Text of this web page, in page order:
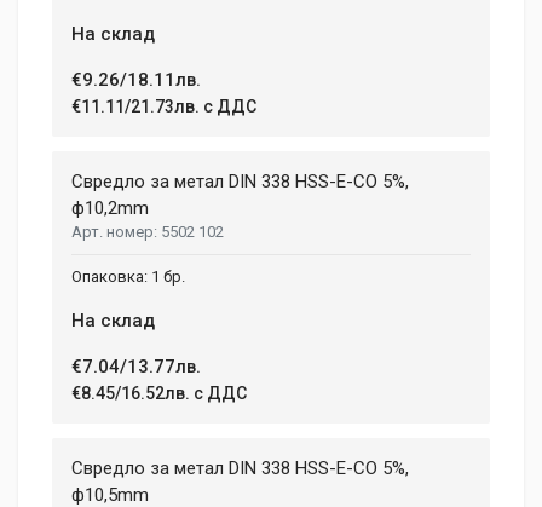
На склад
€9.26/18.11лв.
€11.11/21.73лв. с ДДС
Свредло за метал DIN 338 HSS-E-CO 5%,
ф10,2mm
5502 102
1 бр.
На склад
€7.04/13.77лв.
€8.45/16.52лв. с ДДС
Свредло за метал DIN 338 HSS-E-CO 5%,
ф10,5mm